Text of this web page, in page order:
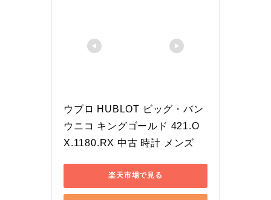
ウブロ HUBLOT ビッグ・バン
ウニコ キングゴールド 421.O
X.1180.RX 中古 時計 メンズ
楽天市場で見る